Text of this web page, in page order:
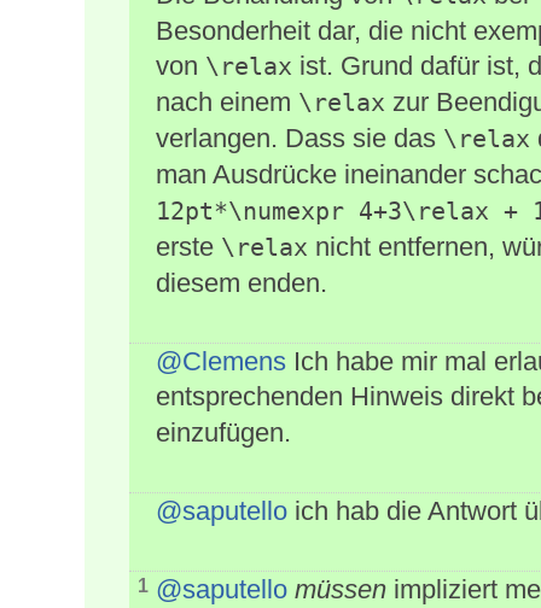
Besonderheit dar, die nicht
von \relax ist. Grund dafür ist,
nach einem \relax zur
verlangen. Dass sie das \relax
man Ausdrücke ineinander
12pt*\numexpr 4+3\relax +
erste \relax nicht entfernen,
diesem enden.
@Clemens Ich habe mir mal
entsprechenden Hinweis direkt
einzufügen.
@saputello ich hab die Antwort
1 @saputello müssen impliziert